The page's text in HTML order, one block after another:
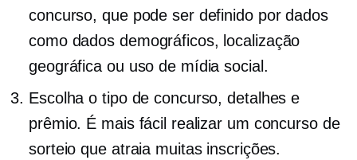
concurso, que pode ser definido por dados
como dados demográficos, localização
geográfica ou uso de mídia social.
Escolha o tipo de concurso, detalhes e
prêmio. É mais fácil realizar um concurso de
sorteio que atraia muitas inscrições.